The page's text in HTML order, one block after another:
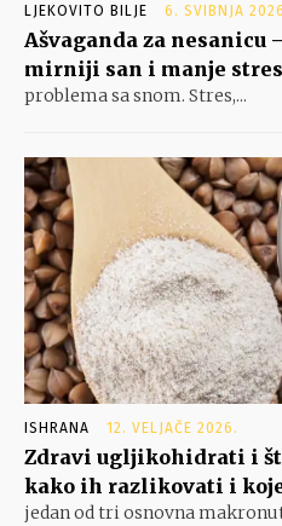
LJEKOVITO BILJE 6. SVIBNJA
Ašvaganda za nesanicu
mirniji san i manje
problema sa snom. Stres,...
ISHRANA 12. VELJAČE 2026.
Zdravi ugljikohidrati i
kako ih razlikovati i
jedan od tri osnovna